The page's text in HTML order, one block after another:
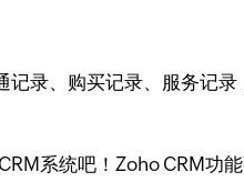
录、购买记录、服务记
系统吧！Zoho CRM功